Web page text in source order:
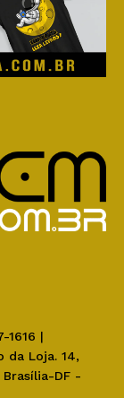
1616 |
da Loja. 14,
Brasília-DF -